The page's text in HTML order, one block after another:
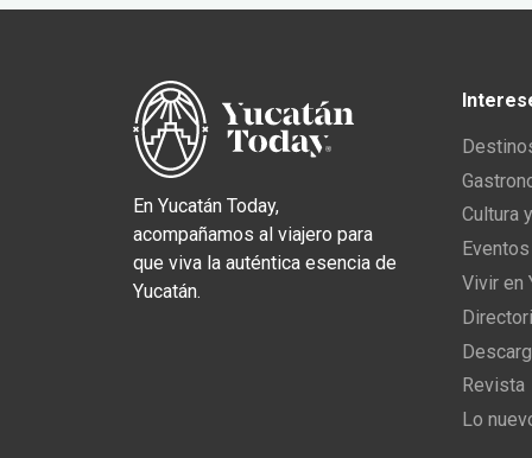
En Yucatán Today,
acompañamos al viajero para
que viva la auténtica esencia de
Yucatán.
Cultura
Vivir en
Revista
Lo